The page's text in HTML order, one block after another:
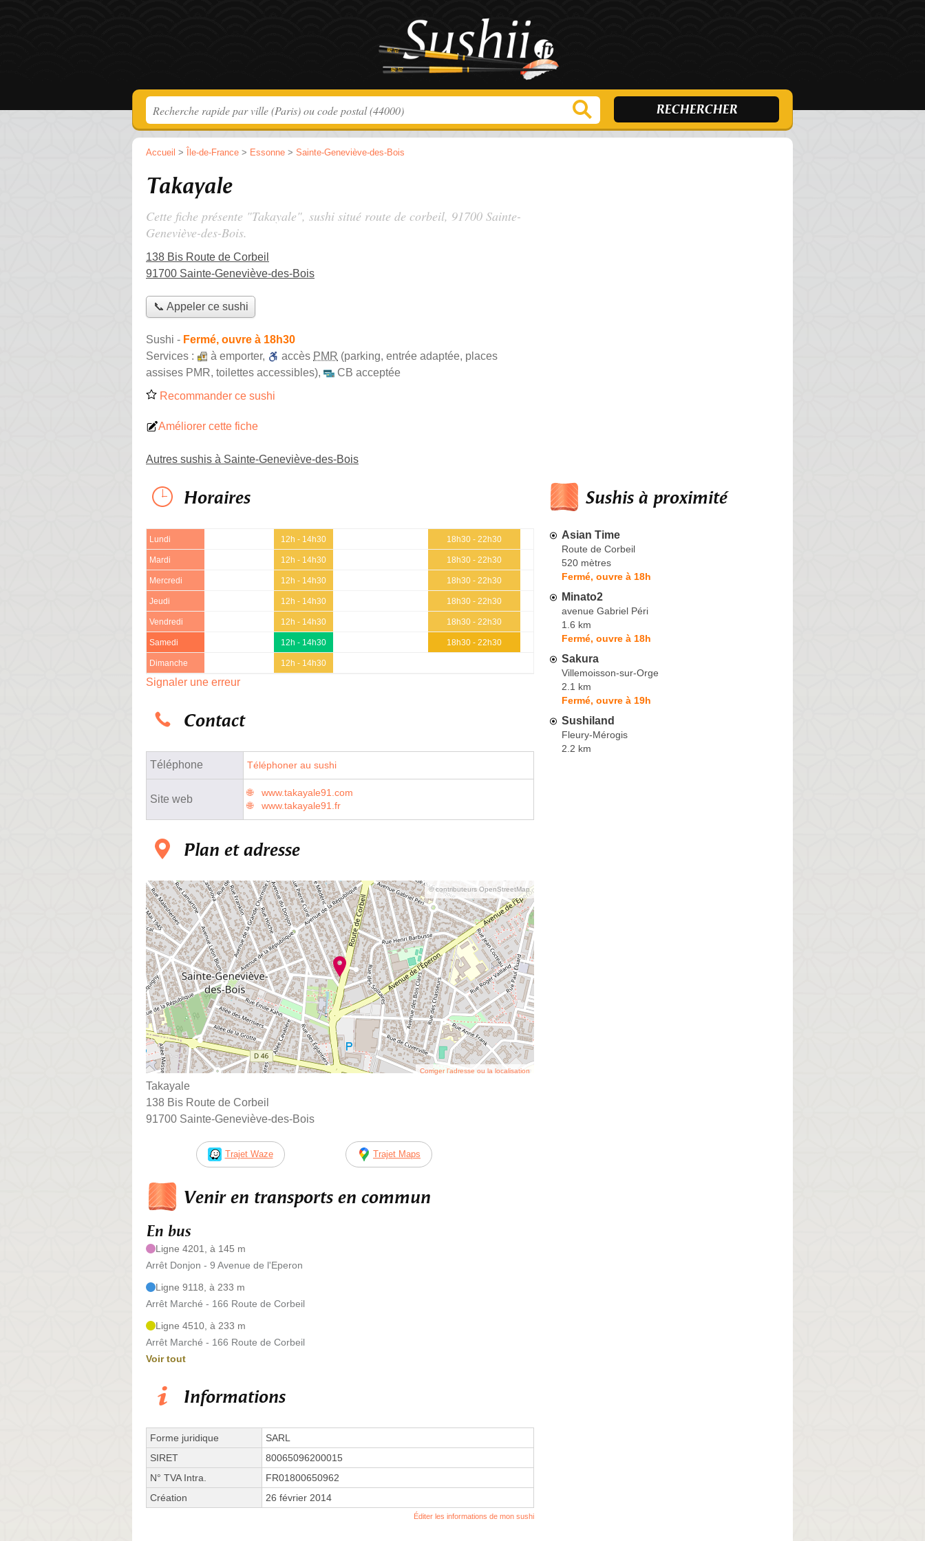
Accueil > Île-de-France > Essonne > Sainte-Geneviève-des-Bois
Takayale
Cette fiche présente "Takayale", sushi situé route de corbeil, 91700 Sainte-
Geneviève-des-Bois.
138 Bis Route de Corbeil
91700 Sainte-Geneviève-des-Bois
📞 Appeler ce sushi
Sushi - Fermé, ouvre à 18h30
Services :
à emporter, accès PMR (parking, entrée adaptée, places
assises PMR, toilettes accessibles),
CB acceptée
Recommander ce sushi
Améliorer cette fiche
Autres sushis à Sainte-Geneviève-des-Bois
Horaires
Lundi 12h - 14h30 18h30 - 22h30
Mardi 12h - 14h30 18h30 - 22h30
Mercredi 12h - 14h30 18h30 - 22h30
Jeudi 12h - 14h30 18h30 - 22h30
Vendredi 12h - 14h30 18h30 - 22h30
Samedi 12h - 14h30 18h30 - 22h30
Dimanche 12h - 14h30
Signaler une erreur
Contact
Téléphone Téléphoner au sushi
Site web
www.takayale91.com
www.takayale91.fr
Plan et adresse
© contributeurs OpenStreetMap
Corriger l’adresse ou la localisation
Takayale
138 Bis Route de Corbeil
91700 Sainte-Geneviève-des-Bois
Trajet Waze Trajet Maps
Venir en transports en commun
En bus
Ligne 4201, à 145 m
Arrêt Donjon - 9 Avenue de l'Eperon
Ligne 9118, à 233 m
Arrêt Marché - 166 Route de Corbeil
Ligne 4510, à 233 m
Arrêt Marché - 166 Route de Corbeil
Voir tout
Informations
Forme juridique
SARL
SIRET
80065096200015
N° TVA Intra.
FR01800650962
Création
26 février 2014
Éditer les informations de mon sushi
Sushis à proximité
Asian Time
Route de Corbeil
520 mètres
Fermé, ouvre à 18h
Minato2
avenue Gabriel Péri
1.6 km
Fermé, ouvre à 18h
Sakura
Villemoisson-sur-Orge
2.1 km
Fermé, ouvre à 19h
Sushiland
Fleury-Mérogis
2.2 km